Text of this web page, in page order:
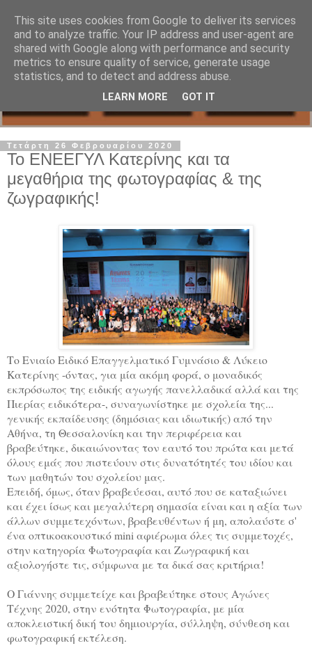
Τετάρτη 26 Φεβρουαρίου 2020
Το ΕΝΕΕΓΥΛ Κατερίνης και τα
μεγαθήρια της φωτογραφίας & της
ζωγραφικής!
Το Ενιαίο Ειδικό Επαγγελματικό Γυμνάσιο & Λύκειο
Κατερίνης -όντας, για μία ακόμη φορά, ο μοναδικός
εκπρόσωπος της ειδικής αγωγής πανελλαδικά αλλά και της
Πιερίας ειδικότερα-, συναγωνίστηκε με σχολεία της...
γενικής εκπαίδευσης (δημόσιας και ιδιωτικής) από την
Αθήνα, τη Θεσσαλονίκη και την περιφέρεια και
βραβεύτηκε, δικαιώνοντας τον εαυτό του πρώτα και μετά
όλους εμάς που πιστεύουν στις δυνατότητές του ιδίου και
των μαθητών του σχολείου μας.
Επειδή, όμως, όταν βραβεύεσαι, αυτό που σε καταξιώνει
και έχει ίσως και μεγαλύτερη σημασία είναι και η αξία των
άλλων συμμετεχόντων, βραβευθέντων ή μη, απολαύστε σ'
ένα οπτικοακουστικό mini αφιέρωμα όλες τις συμμετοχές,
στην κατηγορία Φωτογραφία και Ζωγραφική και
αξιολογήστε τις, σύμφωνα με τα δικά σας κριτήρια!
Ο Γιάννης συμμετείχε και βραβεύτηκε στους Αγώνες
Τέχνης 2020, στην ενότητα Φωτογραφία, με μία
αποκλειστική δική του δημιουργία, σύλληψη, σύνθεση και
φωτογραφική εκτέλεση.
This site uses cookies from Google to deliver its services
and to analyze traffic. Your IP address and user-agent are
shared with Google along with performance and security
metrics to ensure quality of service, generate usage
statistics, and to detect and address abuse.
LEARN MORE GOT IT